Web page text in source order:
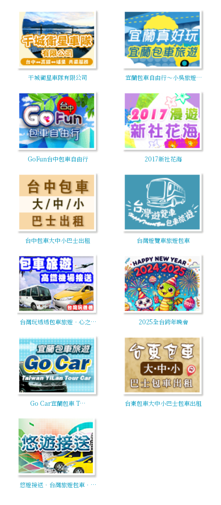
干城衛星車隊有限公司 宜蘭包車自由行～小吳旅遊…
GoFun台中包車自由行 2017新社花海
台中包車大中小巴士出租 台灣遊覽車旅遊包車
台灣玩透透包車旅遊‧心之… 2025全台跨年晚會
Go Car宜蘭包車 T… 台東包車大中小巴士包車出租
悠遊接送．台灣旅遊包車．…